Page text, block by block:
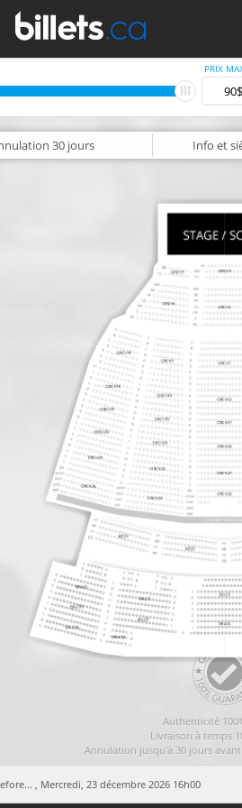
PRIX
30 jours Info et
Authenticité
Livraison à temps
Annulation jusqu'à 30 jours
, Mercredi, 23 décembre 2026 16h00